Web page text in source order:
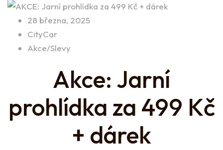
28 března, 2025
CityCar
Akce/Slevy
Akce: Jarní
prohlídka za 499 Kč
+ dárek